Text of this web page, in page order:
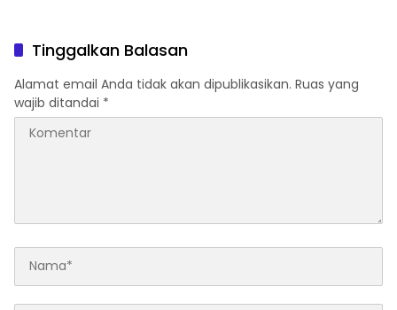
Tinggalkan Balasan
Alamat email Anda tidak akan dipublikasikan. Ruas yang
wajib ditandai *